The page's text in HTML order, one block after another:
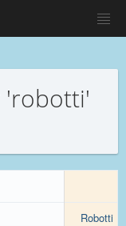
'robotti'
Robotti